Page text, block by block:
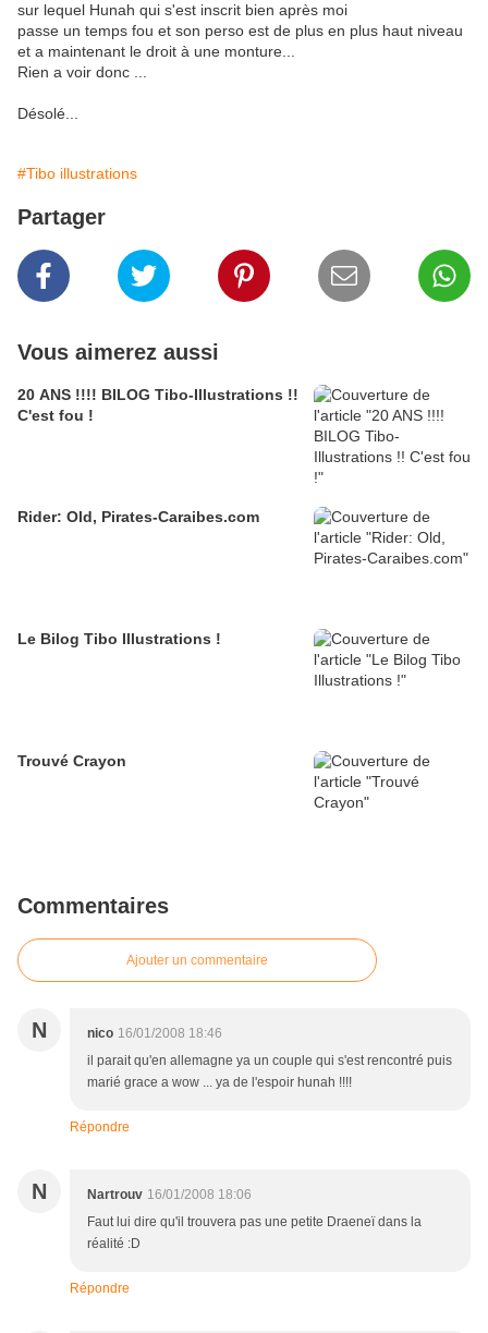
sur lequel Hunah qui s'est inscrit bien après moi
passe un temps fou et son perso est de plus en plus haut niveau
et a maintenant le droit à une monture...
Rien a voir donc ...
Désolé...
#Tibo illustrations
Partager
Vous aimerez aussi
20 ANS !!!! BILOG Tibo-Illustrations !!
C'est fou !
Rider: Old, Pirates-Caraibes.com
Le Bilog Tibo Illustrations !
Trouvé Crayon
Commentaires
Ajouter un commentaire
N nico 16/01/2008 18:46
il parait qu'en allemagne ya un couple qui s'est rencontré puis
marié grace a wow ... ya de l'espoir hunah !!!!
Répondre
N Nartrouv 16/01/2008 18:06
Faut lui dire qu'il trouvera pas une petite Draeneï dans la
réalité :D
Répondre